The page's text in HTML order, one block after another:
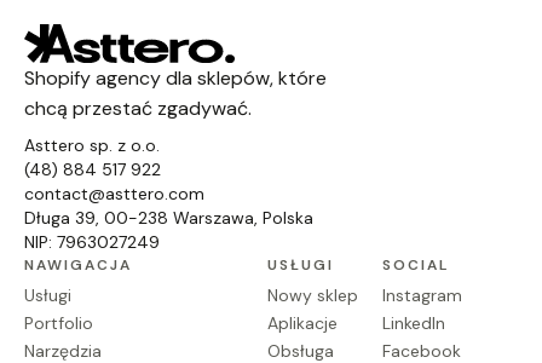
Shopify agency dla sklepów, które
chcą przestać zgadywać.
Asttero sp. z o.o.
(48) 884 517 922
contact@asttero.com
Długa 39, 00-238 Warszawa, Polska
NIP: 7963027249
NAWIGACJA
Usługi
Portfolio
Narzędzia
USŁUGI
Nowy sklep
Aplikacje
Obsługa
SOCIAL
Instagram
LinkedIn
Facebook